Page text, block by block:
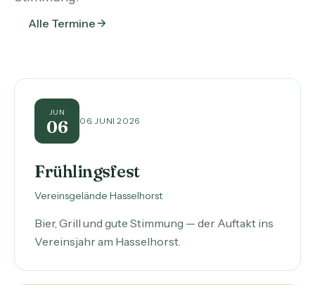
Alle Termine
JUN
06 06. JUNI 2026
Frühlingsfest
Vereinsgelände Hasselhorst
Bier, Grill und gute Stimmung — der Auftakt ins
Vereinsjahr am Hasselhorst.